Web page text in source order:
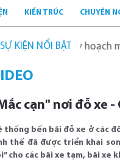
KIẾN TRÚC CHUYÊN
SỰ KIỆN NỔI BẬT
Quy hoạch mới sau
cạn" nơi đỗ xe
thống bến bãi đỗ xe ở các
thế đã được triển khai
cho các bãi xe tạm, bãi